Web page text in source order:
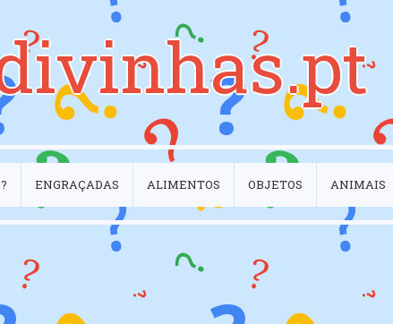
ENGRAÇADAS ALIMENTOS OBJETOS ANIMAIS